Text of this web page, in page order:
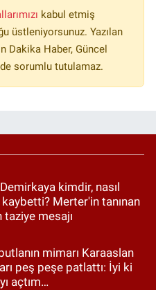
kabul etmiş
üstleniyorsunuz. Yazılan
Dakika Haber, Güncel
sorumlu tutulamaz.
Demirkaya kimdir, nasıl
kaybetti? Merter'in tanınan
mesajı
mimarı Karaaslan
peş peşe patlattı: İyi ki
açtım…